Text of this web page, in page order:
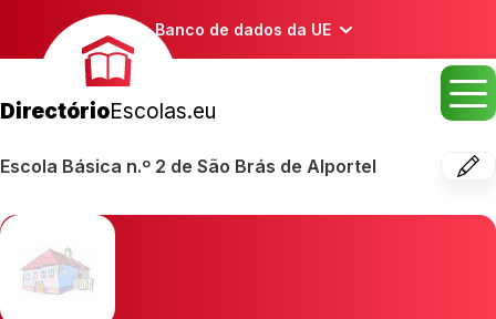
Banco de dados da UE
DirectórioEscolas.eu
Escola Básica n.º 2 de São Brás de Alportel